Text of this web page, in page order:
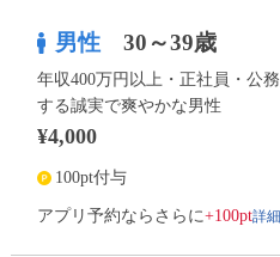
男性 30～39歳
年収400万円以上・正社員・公
する誠実で爽やかな男性
¥4,000
100pt付与
アプリ予約ならさらに+100pt詳細